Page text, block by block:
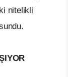
nitelikli